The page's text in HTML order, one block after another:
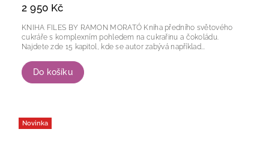
2 950 Kč
Do košíku
KNIHA FILES BY RAMON MORATÓ Kniha předního světového
cukráře s komplexním pohledem na cukrařinu a čokoládu.
Najdete zde 15 kapitol, kde se autor zabývá například...
Novinka